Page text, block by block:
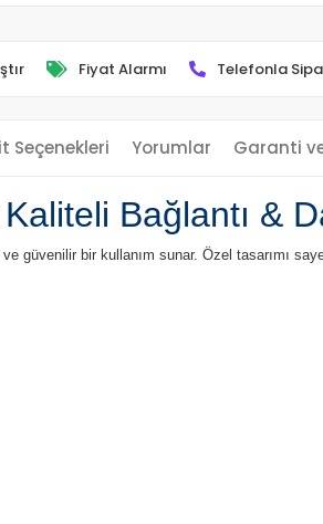
Fiyat Alarmı Telefonla
Seçenekleri Yorumlar Garanti
Bağlantı &
güvenilir bir kullanım sunar. Özel tasarımı